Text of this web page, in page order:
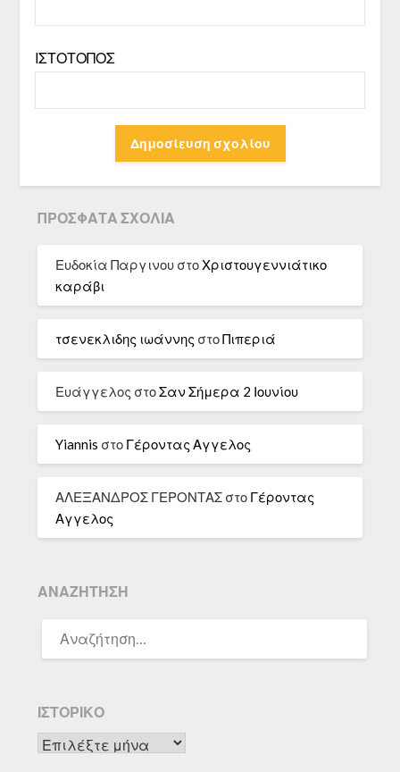
ΙΣΤΌΤΟΠΟΣ
ΠΡΌΣΦΑΤΑ ΣΧΌΛΙΑ
Ευδοκία Παργινου στοΧριστουγεννιάτικο
καράβι
τσενεκλιδης ιωάννης στοΠιπεριά
Ευάγγελος στοΣαν Σήμερα 2 Ιουνίου
Yiannis στο Γέροντας Αγγελος
ΑΛΕΞΑΝΔΡΟΣ ΓΕΡΟΝΤΑΣ στο Γέροντας
Αγγελος
ΑΝΑΖΉΤΗΣΗ
ΓΙΑ:
ΙΣΤΟΡΙΚΌ
Ιστορικό